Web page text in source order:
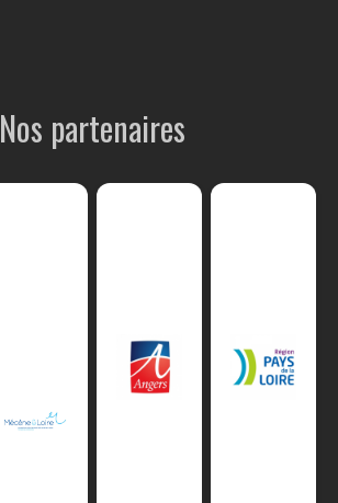
Nos partenaires